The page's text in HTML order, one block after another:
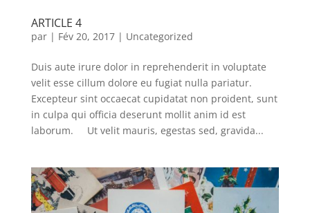
ARTICLE 4
par | Fév 20, 2017| Uncategorized
Duis aute irure dolor in reprehenderit in voluptate
velit esse cillum dolore eu fugiat nulla pariatur.
Excepteur sint occaecat cupidatat non proident, sunt
in culpa qui officia deserunt mollit anim id est
laborum. Ut velit mauris, egestas sed, gravida...